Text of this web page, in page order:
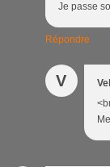
Je passe
Répondre
V